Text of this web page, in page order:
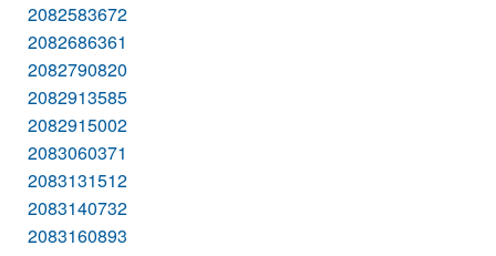
2082583672
2082686361
2082790820
2082913585
2082915002
2083060371
2083131512
2083140732
2083160893